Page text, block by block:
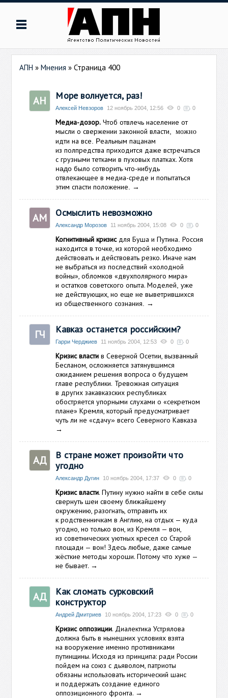
АПН »Мнения » Страница 400
АН Море волнуется, раз!
Алексей Невзоров 12 ноябрь 2004, 12:56 0 0
Медиа-дозор. Чтоб отвлечь население от
мысли о свержении законной власти
можно
идти на все . Реальным пацанам
из полпредства приходится даже встречаться
с грузными тетками в пуховых платках. Хотя
надобыло сотворить что-нибудь
отвлекающее в медиа-среде и попытаться
этим спасти положение
→
АМ Осмыслить невозможно
Александр Морозов 11 ноябрь 2004, 15:08 0 0
Когнитивный кризисдля Буша и Путина .Россия
находится в точке, из которой необходимо
действовать и действовать резко. Иначе нам
не выбраться из последствий «холодной
войны», обломков «двухполярного мира»
и остатков советского опыта. Моделей ,уже
не действующих, но еще не выветрившихся
из общественного сознания
→
ГЧ Кавказ останется российским?
Гарри Черджиев 11 ноябрь 2004, 12:53 0 0
Кризис власти в Северной Осетии, вызванный
Бесланом, осложняется затянувшимся
ожиданием решения вопроса о будущем
главе республики. Тревожная ситуация
в других закавказских республиках
обостряется упорными слухами о «секретном
плане» Кремля, который предусматривает
чуть ли не «сдачу»всего Северного Кавказа
→
АД
В стране может произойти что
угодно
Александр Дугин 10 ноябрь 2004, 17:37 0 0
Кризис власти. Путину нужно найти в себе силы
свернуть шеи своему ближайшему
окружению, разогнать, отправить их
к родственничкам в Англию, на отдых — куда
угодно, но только вон, из Кремля — вон,
из советнических уютных кресел со Старой
площади — вон! Здесь любые, даже самые
жёсткие методы хороши. Потому что хуже —
не бывает. →
АД
Как сломать сурковский
конструктор
Андрей Дмитриев 10 ноябрь 2004, 17:23 0 0
Кризис оппозиции. Диалектика Устрялова
должна быть в нынешних условиях взята
на вооружение именно противниками
путинщины. Исходя из принципа: ради России
пойдем на союз с дьяволом, патриоты
обязаны использовать исторический шанс
и поддержать создание единого
оппозиционного фронта. →